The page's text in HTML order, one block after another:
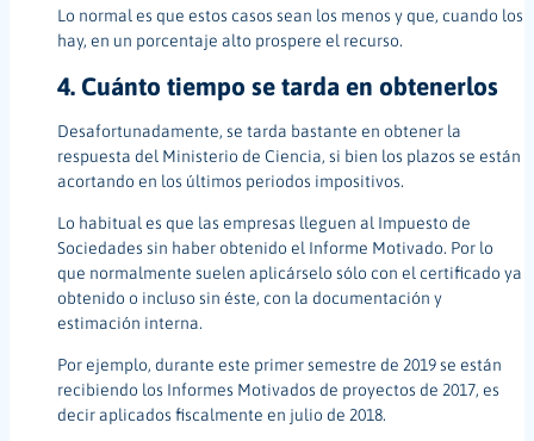
Lo normal es que estos casos sean los menos y que, cuando los
hay, en un porcentaje alto prospere el recurso.
4. Cuánto tiempo se tarda en obtenerlos
Desafortunadamente, se tarda bastante en obtener la
respuesta del Ministerio de Ciencia, si bien los plazos se están
acortando en los últimos periodos impositivos.
Lo habitual es que las empresas lleguen al Impuesto de
Sociedades sin haber obtenido el Informe Motivado. Por lo
que normalmente suelen aplicárselo sólo con el certificado ya
obtenido o incluso sin éste, con la documentación y
estimación interna.
Por ejemplo, durante este primer semestre de 2019 se están
recibiendo los Informes Motivados de proyectos de 2017, es
decir aplicados fiscalmente en julio de 2018.